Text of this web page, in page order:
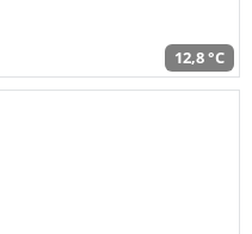
12,8 °C